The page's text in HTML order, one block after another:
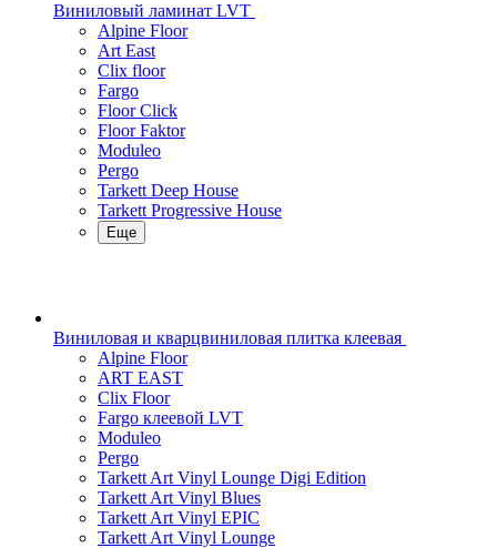
Виниловый ламинат LVT
Alpine Floor
Art East
Clix floor
Fargo
Floor Click
Floor Faktor
Moduleo
Pergo
Tarkett Deep House
Tarkett Progressive House
Еще
Виниловая и кварцвиниловая плитка клеевая
Alpine Floor
ART EAST
Clix Floor
Fargo клеевой LVT
Moduleo
Pergo
Tarkett Art Vinyl Lounge Digi Edition
Tarkett Art Vinyl Blues
Tarkett Art Vinyl EPIC
Tarkett Art Vinyl Lounge